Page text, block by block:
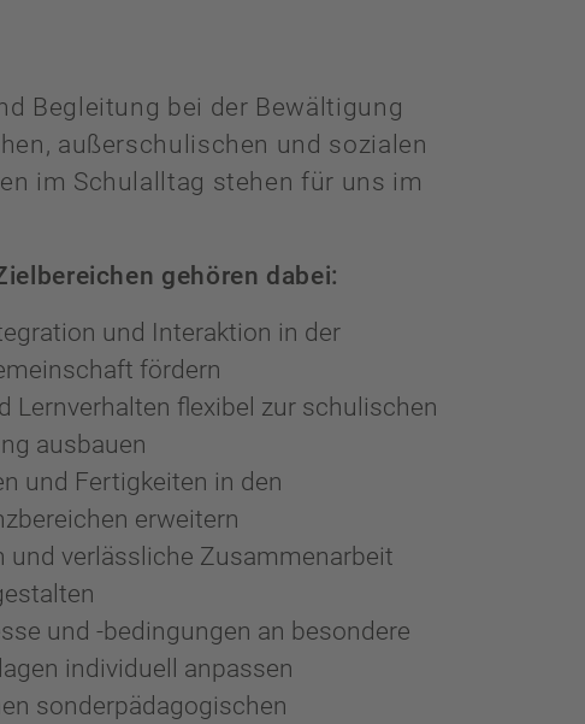
Begleitung bei der Bewältigung
außerschulischen und sozialen
im Schulalltag stehen für uns im
gehören dabei:
und Interaktion in der
fördern
Lernverhalten flexibel zur schulischen
ausbauen
und Fertigkeiten in den
erweitern
und verlässliche Zusammenarbeit
und -bedingungen an besondere
individuell anpassen
sonderpädagogischen